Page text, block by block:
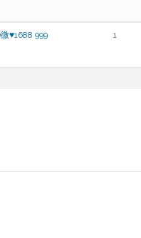
♥1688 999 1